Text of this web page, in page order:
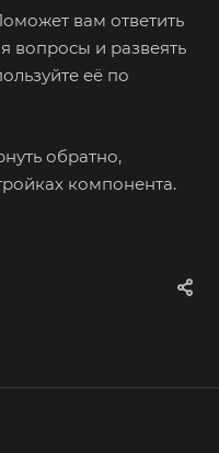
вам ответить
вопросы и развеять
её по
обратно,
компонента.